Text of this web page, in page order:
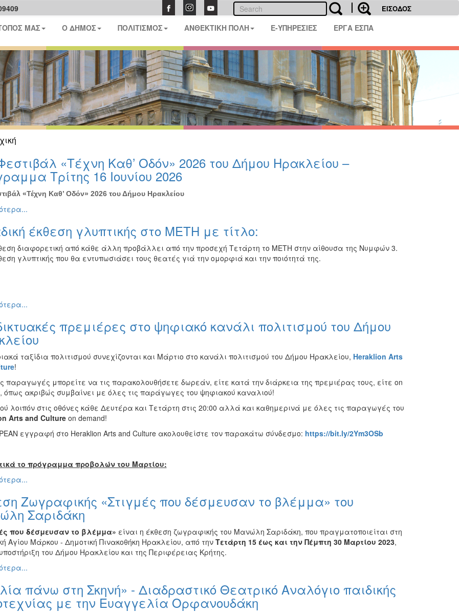
ΕΙΣΟΔΟΣ
ΜΑΣ Ο ΔΗΜΟΣ ΠΟΛΙΤΙΣΜΟΣ ΑΝΘΕΚΤΙΚΗ ΠΟΛΗ E-ΥΠΗΡΕΣΙΕΣ ΕΡΓΑ ΕΣΠΑ
«Τέχνη Καθ’ Οδόν» 2026 του Δήμου Ηρακλείου –
Τρίτης 16 Ιουνίου 2026
«Τέχνη Καθ’ Οδόν» 2026 του Δήμου Ηρακλείου
έκθεση γλυπτικής στο ΜΕΤΗ με τίτλο:
διαφορετική από κάθε άλλη προβάλλει από την προσεχή Τετάρτη το ΜΕΤΗ στην αίθουσα της Νυμφών 3.
γλυπτικής που θα εντυπωσιάσει τους θεατές γιά την ομορφιά και την ποιότητά της.
πρεμιέρες στο ψηφιακό κανάλι πολιτισμού του Δήμου
ταξίδια πολιτισμού συνεχίζονται και Μάρτιο στο κανάλι πολιτισμού του Δήμου Ηρακλείου, Heraklion Arts
!
παραγωγές μπορείτε να τις παρακολουθήσετε δωρεάν, είτε κατά την διάρκεια της πρεμιέρας τους, είτε on
όπως ακριβώς συμβαίνει με όλες τις παράγωγες του ψηφιακού καναλιού!
λοιπόν στις οθόνες κάθε Δευτέρα και Τετάρτη στις 20:00 αλλά και καθημερινά με όλες τις παραγωγές του
Arts and Cultureon demand!
εγγραφή στο Heraklion Arts and Culture ακολουθείστε τον παρακάτω σύνδεσμο: https://bit.ly/2Ym3OSb
το πρόγραμμα προβολών του Μαρτίου:
Ζωγραφικής «Στιγμές που δέσμευσαν το βλέμμα» του
Σαριδάκη
που δέσμευσαν το βλέμμα» είναι η έκθεση ζωγραφικής του Μανώλη Σαριδάκη, που πραγματοποιείται στη
Αγίου Μάρκου - Δημοτική Πινακοθήκη Ηρακλείου, από την Τετάρτη 15 έως και την Πέμπτη 30 Μαρτίου 2023,
του Δήμου Ηρακλείου και της Περιφέρειας Κρήτης.
πάνω στη Σκηνή» - Διαδραστικό Θεατρικό Αναλόγιο παιδικής
με την Ευαγγελία Ορφανουδάκη